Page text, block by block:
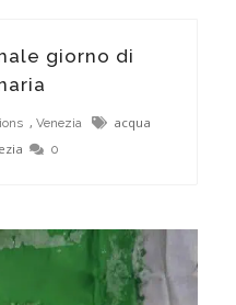
giorno di
, Venezia
acqua
0